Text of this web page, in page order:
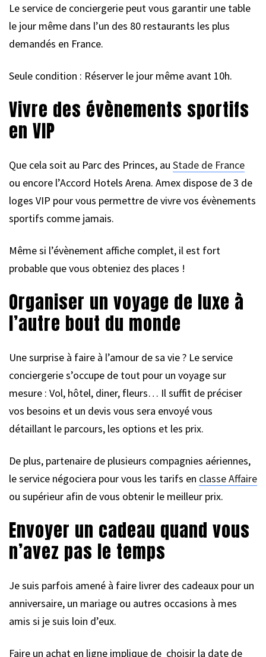
Le service de conciergerie peut vous garantir une table
le jour même dans l’un des 80 restaurants les plus
demandés en France.
Seule condition : Réserver le jour même avant 10h.
Vivre des évènements sportifs
en VIP
Que cela soit au Parc des Princes, au Stade de France
ou encore l’Accord Hotels Arena. Amex dispose de 3 de
loges VIP pour vous permettre de vivre vos évènements
sportifs comme jamais.
Même si l’évènement affiche complet, il est fort
probable que vous obteniez des places !
Organiser un voyage de luxe à
l’autre bout du monde
Une surprise à faire à l’amour de sa vie ? Le service
conciergerie s’occupe de tout pour un voyage sur
mesure : Vol, hôtel, diner, fleurs… Il suffit de préciser
vos besoins et un devis vous sera envoyé vous
détaillant le parcours, les options et les prix.
De plus, partenaire de plusieurs compagnies aériennes,
le service négociera pour vous les tarifs en classe Affaire
ou supérieur afin de vous obtenir le meilleur prix.
Envoyer un cadeau quand vous
n’avez pas le temps
Je suis parfois amené à faire livrer des cadeaux pour un
anniversaire, un mariage ou autres occasions à mes
amis si je suis loin d’eux.
Faire un achat en ligne implique de choisir la date de